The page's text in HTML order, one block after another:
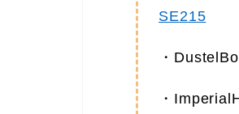
SE215
・
・